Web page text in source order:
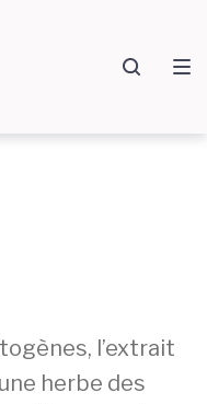
l’extrait
herbe des